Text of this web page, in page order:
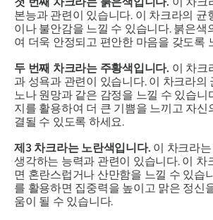
본능과 관련이 있습니다. 이 차크라의 균
이나 불안감을 느낄 수 있습니다. 붉은색
여 더욱 안정되고 편안한 마음을 갖도록
두 번째 차크라는 주황색입니다. 이 차크
과 성욕과 관련이 있습니다. 이 차크라의
노나 원망과 같은 감정을 느낄 수 있습니
지를 활용하여 더 큰 기쁨을 느끼고 자신
결될 수 있도록 하세요.
제3 차크라는 노란색입니다. 이 차크라
생각하는 능력과 관련이 있습니다. 이 차
면 혼란스럽거나 산만함을 느낄 수 있습
를 활용하면 집중력을 높이고 맑은 정신
움이 될 수 있습니다.